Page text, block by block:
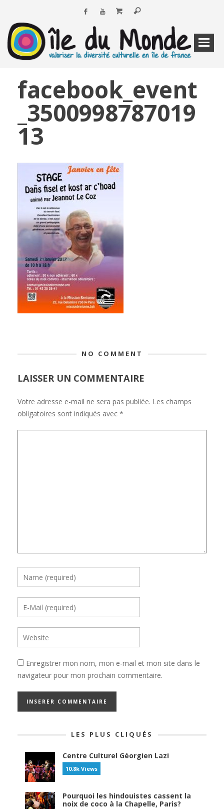
facebook_event
_3500998787019
13
NO COMMENT
LAISSER UN COMMENTAIRE
Votre adresse e-mail ne sera pas publiée. Les champs
obligatoires sont indiqués avec *
Enregistrer mon nom, mon e-mail et mon site dans le
navigateur pour mon prochain commentaire.
LES PLUS CLIQUÉS
Centre Culturel Géorgien Lazi
10.8k Views
Pourquoi les hindouistes cassent la
noix de coco à la Chapelle, Paris?